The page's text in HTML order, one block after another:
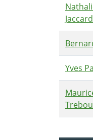
Jaccard
Yves